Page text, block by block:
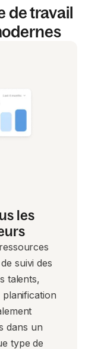
de travail
les
suivi des
talents,
dans un
type de